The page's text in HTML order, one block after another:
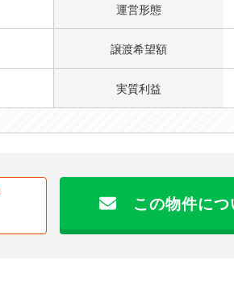
運営形態
譲渡希望額
実質利益
この物件に